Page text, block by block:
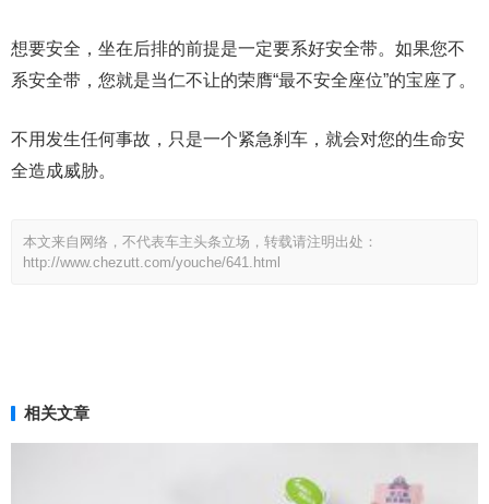
想要安全，坐在后排的前提是一定要系好安全带。如果您不
系安全带，您就是当仁不让的荣膺“最不安全座位”的宝座了。
不用发生任何事故，只是一个紧急刹车，就会对您的生命安
全造成威胁。
本文来自网络，不代表车主头条立场，转载请注明出处：
http://www.chezutt.com/youche/641.html
相关文章